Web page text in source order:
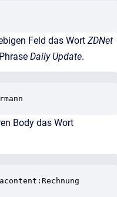
Feld das Wort ZDNet
Daily Update.
Body das Wort